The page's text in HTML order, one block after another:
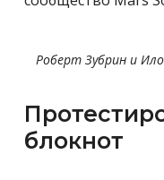
Роберт Зубрин и
блокнот